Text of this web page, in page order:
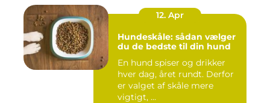
12. Apr
Hundeskåle: sådan vælger
du de bedste til din hund
En hund spiser og drikker
hver dag, året rundt. Derfor
er valget af skåle mere
vigtigt, ...